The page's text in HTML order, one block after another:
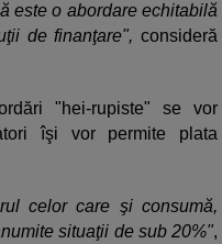
este o abordare echitabilă
de finanţare", consideră
"hei-rupiste" se vor
îşi vor permite plata
celor care şi consumă,
situaţii de sub 20%",